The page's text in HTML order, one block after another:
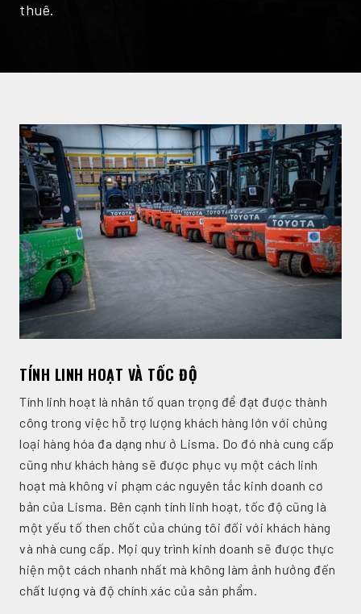
thuê.
TÍNH LINH HOẠT VÀ TỐC ĐỘ
Tính linh hoạt là nhân tố quan trọng để đạt được thành
công trong việc hỗ trợ lượng khách hàng lớn với chủng
loại hàng hóa đa dạng như ở Lisma. Do đó nhà cung cấp
cũng như khách hàng sẽ được phục vụ một cách linh
hoạt mà không vi phạm các nguyên tắc kinh doanh cơ
bản của Lisma. Bên cạnh tính linh hoạt, tốc độ cũng là
một yếu tố then chốt của chúng tôi đối với khách hàng
và nhà cung cấp. Mọi quy trình kinh doanh sẽ được thực
hiện một cách nhanh nhất mà không làm ảnh hưởng đến
chất lượng và độ chính xác của sản phẩm.